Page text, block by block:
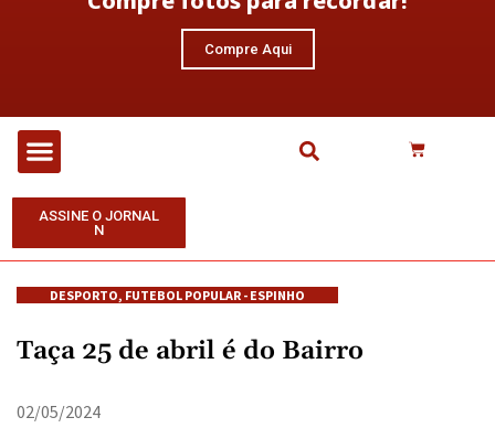
Compre Aqui
ASSINE O JORNAL
N
DESPORTO, FUTEBOL POPULAR - ESPINHO
Taça 25 de abril é do Bairro
02/05/2024